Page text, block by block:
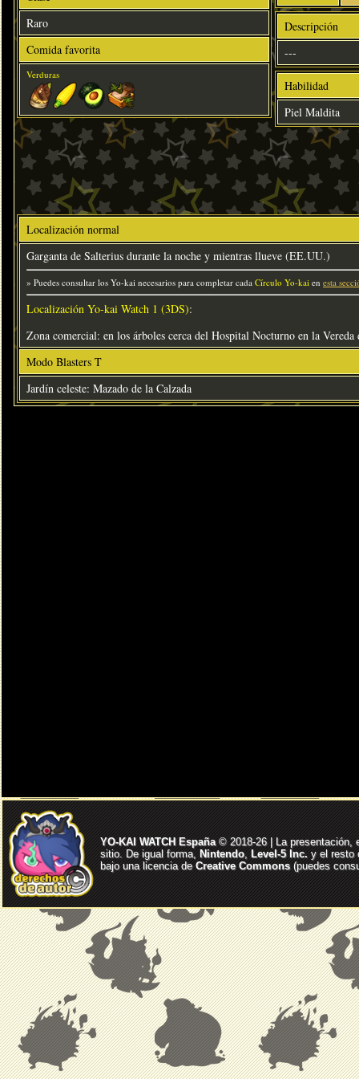
Raro
Comida favorita
Verduras
Descripción
---
Habilidad
Piel Maldita
Localización normal
Garganta de Salterius durante la noche y mientras llueve (EE.UU.)
» Puedes consultar los Yo-kai necesarios para completar cada Círculo Yo-kai en esta
Localización Yo-kai Watch 1 (3DS):
Zona comercial: en los árboles cerca del Hospital Nocturno en la
Modo Blasters T
Jardín celeste: Mazado de la Calzada
YO-KAI WATCH España© 2018-26 | La presentación,
sitio. De igual forma, Nintendo, Level-5 Inc. y el resto
bajo una licencia deCreative Commons(puedes